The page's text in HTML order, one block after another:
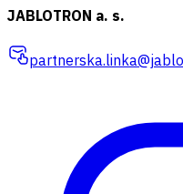
JABLOTRON a. s.